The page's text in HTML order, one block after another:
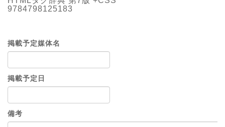
9784798125183
掲載予定媒体名
掲載予定日
備考